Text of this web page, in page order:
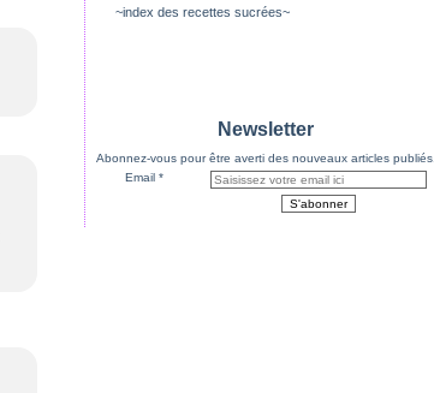
~index des recettes sucrées~
Newsletter
Abonnez-vous pour être averti des nouveaux articles publiés.
Email